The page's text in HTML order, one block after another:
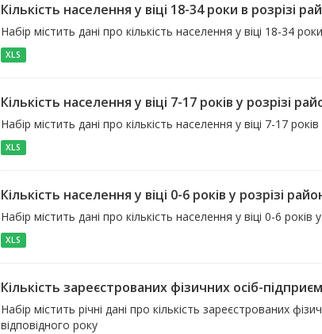
Кількість населення у віці 18-34 роки в розрізі
Набір містить дані про кількість населення у віці 18-34
XLS
Кількість населення у віці 7-17 років у розрізі
Набір містить дані про кількість населення у віці 7-17
XLS
Кількість населення у віці 0-6 років у розрізі
Набір містить дані про кількість населення у віці 0-6
XLS
Кількість зареєстрованих фізичних осіб-
Набір містить річні дані про кількість зареєстрованих
відповідного року